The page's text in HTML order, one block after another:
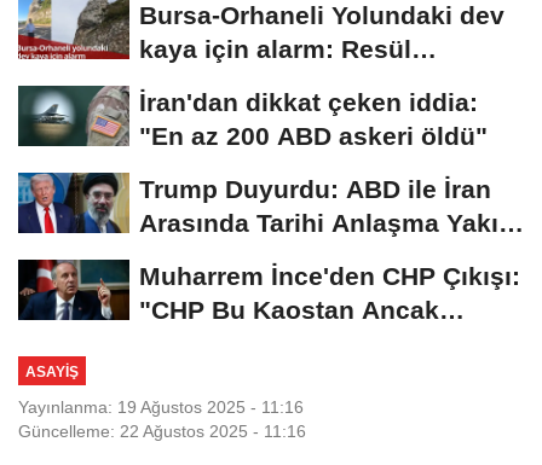
Bursa-Orhaneli Yolundaki dev
kaya için alarm: Resül
Kaplan'dan yetkililere...
İran'dan dikkat çeken iddia:
"En az 200 ABD askeri öldü"
Trump Duyurdu: ABD ile İran
Arasında Tarihi Anlaşma Yakın!
Muharrem İnce'den CHP Çıkışı:
"CHP Bu Kaostan Ancak
ASAYIŞ
Yayınlanma: 19 Ağustos 2025 - 11:16
Güncelleme: 22 Ağustos 2025 - 11:16